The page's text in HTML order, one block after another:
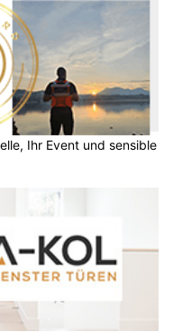
Ihr Event und sensible